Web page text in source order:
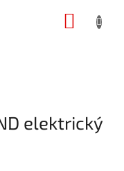
elektrický